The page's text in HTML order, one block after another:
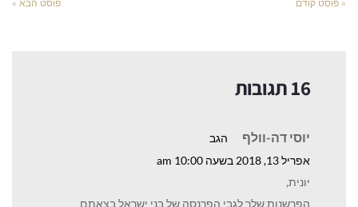
« פוסט קודם פוסט הבא »
16 תגובות
יוסי דה-וולף
הגב
אפריל 13, 2018 בשעה 10:00 am
יונית,
הפרשנות שלך לגבי הפרנסה של בני ישראל בצאתם